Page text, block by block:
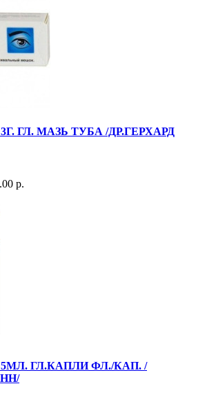
ГЛ. МАЗЬ ТУБА /ДР.ГЕРХАРД
р.
ГЛ.КАПЛИ ФЛ./КАП. /